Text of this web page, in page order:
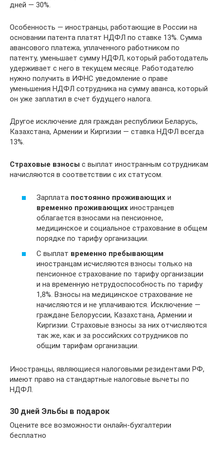
дней — 30%.
Особенность — иностранцы, работающие в России на
основании патента платят НДФЛ по ставке 13%. Сумма
авансового платежа, уплаченного работником по
патенту, уменьшает сумму НДФЛ, который работодатель
удерживает с него в текущем месяце. Работодателю
нужно получить в ИФНС уведомление о праве
уменьшения НДФЛ сотрудника на сумму аванса, который
он уже заплатил в счет будущего налога.
Другое исключение для граждан республики Беларусь,
Казахстана, Армении и Киргизии — ставка НДФЛ всегда
13%.
Страховые взносы с выплат иностранным сотрудникам
начисляются в соответствии с их статусом.
Зарплата постоянно проживающих и
временно проживающих иностранцев
облагается взносами на пенсионное,
медицинское и социальное страхование в общем
порядке по тарифу организации.
С выплат временно пребывающим
иностранцам исчисляются взносы только на
пенсионное страхование по тарифу организации
и на временную нетрудоспособность по тарифу
1,8%. Взносы на медицинское страхование не
начисляются и не уплачиваются. Исключение —
граждане Белоруссии, Казахстана, Армении и
Киргизии. Страховые взносы за них отчисляются
так же, как и за российских сотрудников по
общим тарифам организации.
Иностранцы, являющиеся налоговыми резидентами РФ,
имеют право на стандартные налоговые вычеты по
НДФЛ.
30 дней Эльбы в подарок
Оцените все возможности онлайн-бухгалтерии
бесплатно